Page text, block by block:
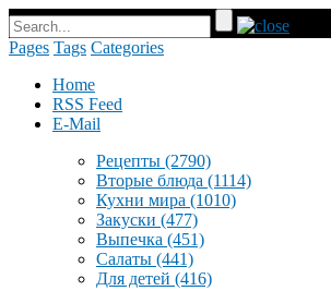
Pages Tags Categories
Home
RSS Feed
E-Mail
Рецепты (2790)
Вторые блюда (1114)
Кухни мира (1010)
Закуски (477)
Выпечка (451)
Салаты (441)
Для детей (416)